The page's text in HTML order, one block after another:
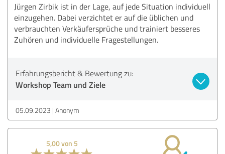
Jürgen Zirbik ist in der Lage, auf jede Situation individuell
einzugehen. Dabei verzichtet er auf die üblichen und
verbrauchten Verkäufersprüche und trainiert besseres
Zuhören und individuelle Fragestellungen.
Erfahrungsbericht & Bewertung zu:
Workshop Team und Ziele
05.09.2023 Anonym
5,00 von 5